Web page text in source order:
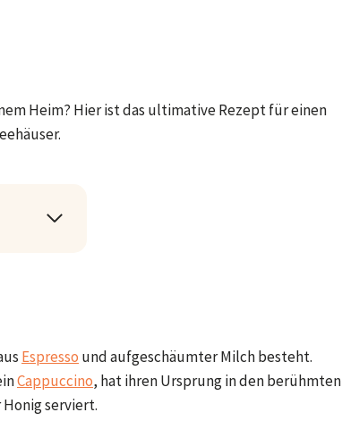
Heim? Hier ist das ultimative Rezept für einen
Espresso und aufgeschäumter Milch besteht.
Cappuccino, hat ihren Ursprung in den berühmten
serviert.